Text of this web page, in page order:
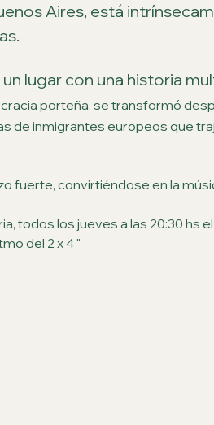
Aires, está
un lugar con una historia
porteña, se transformó
de inmigrantes europeos que
fuerte, convirtiéndose en la
todos los jueves a las 20:30 hs
del 2 x 4 "